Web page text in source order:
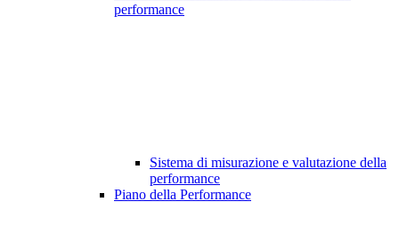
performance
Sistema di misurazione e valutazione della
performance
Piano della Performance